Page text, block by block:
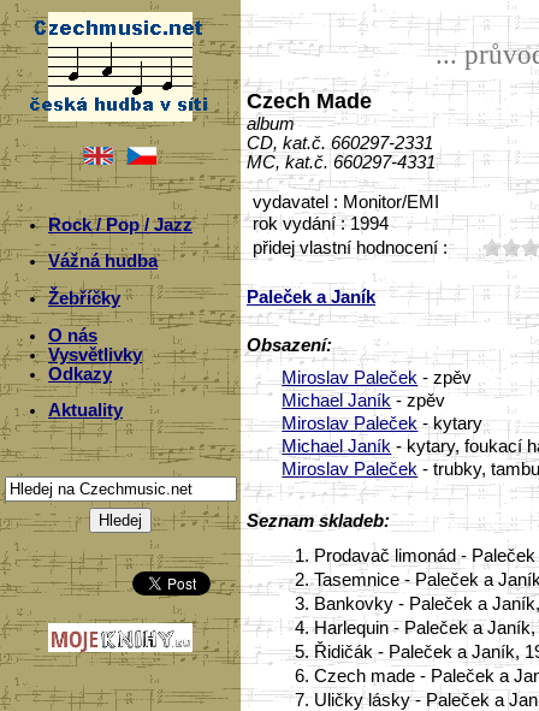
Rock / Pop / Jazz
Vážná hudba
Žebříčky
O nás
Vysvětlivky
Odkazy
Aktuality
...
Czech Made
album
CD, kat.č. 660297-2331
MC, kat.č. 660297-4331
vydavatel : Monitor/EMI
rok vydání : 1994
přidej vlastní hodnocení :
Paleček a Janík
Obsazení:
Miroslav Paleček - zpěv
Michael Janík- zpěv
Miroslav Paleček- kytary
Michael Janík- kytary, foukací
Miroslav Paleček - trubky,
Seznam skladeb:
1. Prodavač limonád -
2. Tasemnice - Paleček a
3. Bankovky - Paleček a
4. Harlequin - Paleček a Janík,
5. Řidičák - Paleček a Janík,
6. Czech made - Paleček a
7. Uličky lásky - Paleček a